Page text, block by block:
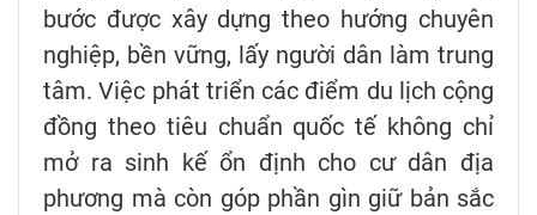
bước được xây dựng theo hướng chuyên
nghiệp, bền vững, lấy người dân làm trung
tâm. Việc phát triển các điểm du lịch cộng
đồng theo tiêu chuẩn quốc tế không chỉ
mở ra sinh kế ổn định cho cư dân địa
phương mà còn góp phần gìn giữ bản sắc